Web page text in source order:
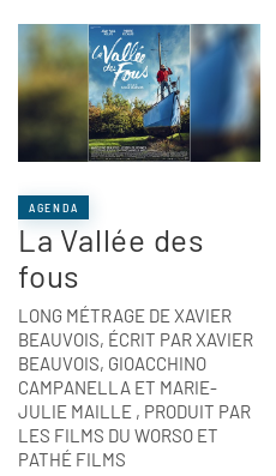
AGENDA
La Vallée des
fous
LONG MÉTRAGE DE XAVIER
BEAUVOIS, ÉCRIT PAR XAVIER
BEAUVOIS, GIOACCHINO
CAMPANELLA ET MARIE­-
JULIE MAILLE , PRODUIT PAR
LES FILMS DU WORSO ET
PATHÉ FILMS